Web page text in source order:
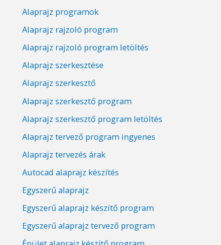
Alaprajz programok
Alaprajz rajzoló program
Alaprajz rajzoló program letöltés
Alaprajz szerkesztése
Alaprajz szerkesztő
Alaprajz szerkesztő program
Alaprajz szerkesztő program letöltés
Alaprajz tervező program ingyenes
Alaprajz tervezés árak
Autocad alaprajz készítés
Egyszerű alaprajz
Egyszerű alaprajz készítő program
Egyszerű alaprajz tervező program